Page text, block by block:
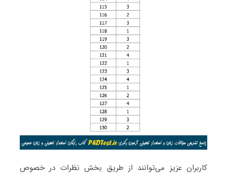
کاربران عزیز می‌توانند از طریق بخش نظرات در خصوص